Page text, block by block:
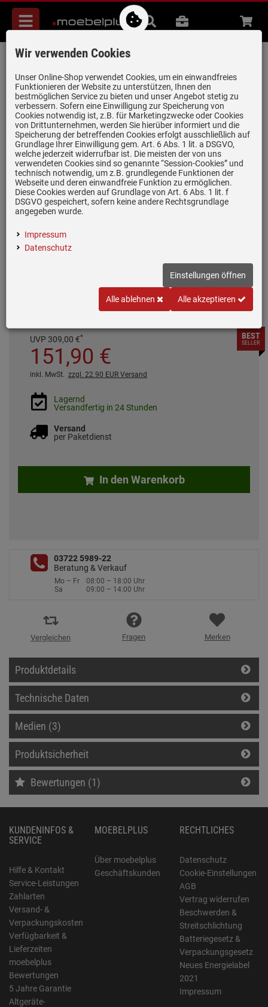
Menü
Suche
B2B Beratung
Gorenje ECD 641 BX
Glaskeramikkochfeld herdgebunden
Artikel-Nummer:19959450 | Herstellernummer: 730776 |
EAN:3838782120794
nur noch 2 Stück verfügbar!
UVP 309,00 €*
151,90 €
inkl. MwSt. zzgl. 22.90 EUR Versand
Lagernd
Versandfertig in 24 Stunden
Versand
per Paketdienst
In den Warenkorb
BEST
SELLER
03722 5989-22
Beratung & Verkauf
Mo – Fr
08:00 – 18:00 Uhr
Sa
09:00 – 14:00 Uhr
Vergleichen Fragen Merken
Produktdetails
Technische Daten
Medien (3)
Produktsicherheit
Bewertungen (1)
KUNDENINFOS &
SERVICE
Hilfe & Kontakt
Service-Leistungen
Zahlarten
Versand- &
Verpackungskosten
Verfügbarkeit &
Lieferzeiten
moebelplus
Bewertungen
5 Jahre Garantie
Altgeräte-
MOEBELPLUS
Über moebelplus
Geschäftskunden
RECHTLICHES
Datenschutz
Cookie-Einstellungen
AGB
Vertrag widerrufen
Beschwerden &
Streitschlichtung
Batteriegesetz &
Verpackungsgesetz
Neues Energielabel
2021
Impressum
Wir verwenden Cookies
Unser Online-Shop verwendet Cookies, um ein einwandfreies
Funktionieren der Website zu unterstützen, Ihnen den
bestmöglichen Service zu bieten und unser Angebot stetig zu
verbessern. Sofern eine Einwilligung zur Speicherung von
Cookies notwendig ist, z.B. für Marketingzwecke oder Cookies
von Drittunternehmen, werden Sie hierüber informiert und die
Speicherung der betreffenden Cookies erfolgt ausschließlich auf
Grundlage Ihrer Einwilligung gem. Art. 6 Abs. 1 lit. a DSGVO,
welche jederzeit widerrufbar ist. Die meisten der von uns
verwendeten Cookies sind so genannte “Session-Cookies” und
technisch notwendig, um z.B. grundlegende Funktionen der
Webseite und deren einwandfreie Funktion zu ermöglichen.
Diese Cookies werden auf Grundlage von Art. 6 Abs. 1 lit. f
DSGVO gespeichert, sofern keine andere Rechtsgrundlage
angegeben wurde.
Impressum
Datenschutz
Einstellungen öffnen
Alle ablehnen Alle akzeptieren